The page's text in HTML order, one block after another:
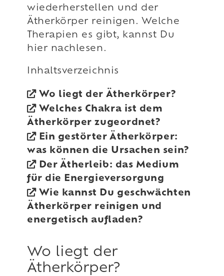
wiederherstellen und der
Ätherkörper reinigen. Welche
Therapien es gibt, kannst Du
hier nachlesen.
Inhaltsverzeichnis
Wo liegt der Ätherkörper?
Welches Chakra ist dem
Ätherkörper zugeordnet?
Ein gestörter Ätherkörper:
was können die Ursachen sein?
Der Ätherleib: das Medium
für die Energieversorgung
Wie kannst Du geschwächten
Ätherkörper reinigen und
energetisch aufladen?
Wo liegt der
Ätherkörper?